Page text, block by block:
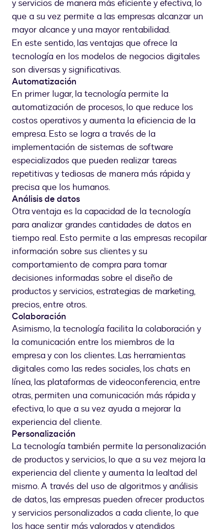
y servicios de manera más eficiente y efectiva, lo
que a su vez permite a las empresas alcanzar un
mayor alcance y una mayor rentabilidad.
En este sentido, las ventajas que ofrece la
tecnología en los modelos de negocios digitales
son diversas y significativas.
Automatización
En primer lugar, la tecnología permite la
automatización de procesos, lo que reduce los
costos operativos y aumenta la eficiencia de la
empresa. Esto se logra a través de la
implementación de sistemas de software
especializados que pueden realizar tareas
repetitivas y tediosas de manera más rápida y
precisa que los humanos.
Análisis de datos
Otra ventaja es la capacidad de la tecnología
para analizar grandes cantidades de datos en
tiempo real. Esto permite a las empresas recopilar
información sobre sus clientes y su
comportamiento de compra para tomar
decisiones informadas sobre el diseño de
productos y servicios, estrategias de marketing,
precios, entre otros.
Colaboración
Asimismo, la tecnología facilita la colaboración y
la comunicación entre los miembros de la
empresa y con los clientes. Las herramientas
digitales como las redes sociales, los chats en
línea, las plataformas de videoconferencia, entre
otras, permiten una comunicación más rápida y
efectiva, lo que a su vez ayuda a mejorar la
experiencia del cliente.
Personalización
La tecnología también permite la personalización
de productos y servicios, lo que a su vez mejora la
experiencia del cliente y aumenta la lealtad del
mismo. A través del uso de algoritmos y análisis
de datos, las empresas pueden ofrecer productos
y servicios personalizados a cada cliente, lo que
los hace sentir más valorados y atendidos